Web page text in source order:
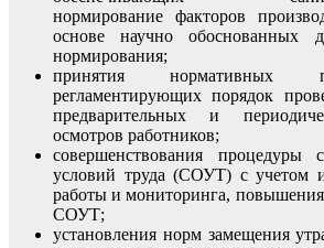
нормирование факторов
основе научно обоснованных
нормирования;
принятия нормативных
регламентирующих порядок
предварительных и
осмотров работников;
совершенствования процедуры
условий труда (СОУТ) с учетом
работы и мониторинга, повышения
СОУТ;
установления норм замещения